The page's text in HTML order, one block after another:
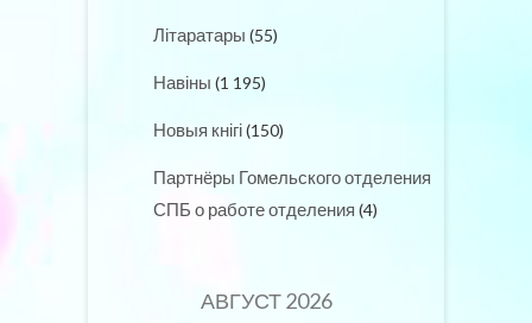
Літаратары (55)
Навіны (1 195)
Новыя кнігі(150)
Партнёры Гомельского отделения
СПБ о работе отделения (4)
АВГУСТ 2026